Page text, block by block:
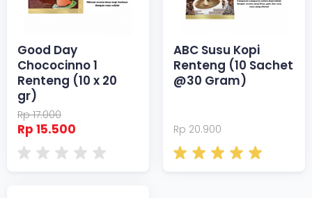
Good Day
Chococinno 1
Renteng (10 x 20
gr)
Rp 17.000
Rp 15.500
ABC Susu Kopi
Renteng (10 Sachet
@30 Gram)
Rp 20.900